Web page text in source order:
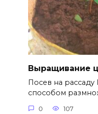
Выращивание
Посев на
способом
0 107